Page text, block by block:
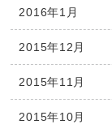
2016年1月
2015年12月
2015年11月
2015年10月